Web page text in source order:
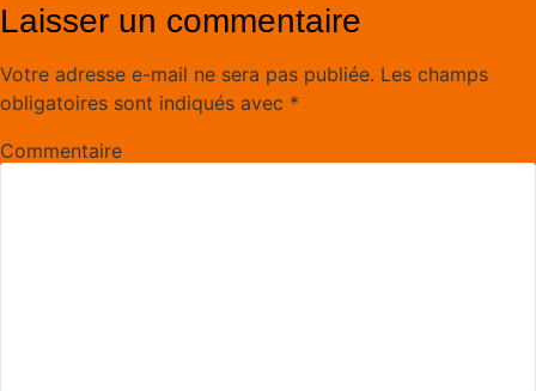
Laisser un commentaire
Votre adresse e-mail ne sera pas publiée. Les champs
obligatoires sont indiqués avec *
Commentaire